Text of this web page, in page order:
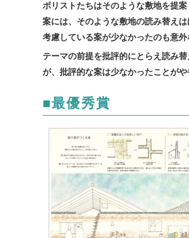
ボリストたちはそのような敷地を提
案には、そのような敷地の読み替え
考慮している案が少なかったのも意外
テーマの前提を批評的にとらえ読み
が、批評的な案は少なかったことがや
■最優秀賞